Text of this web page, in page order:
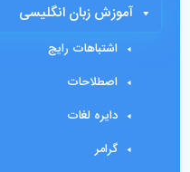
آموزش زبان انگلیسی
اشتباهات رایج
اصطلاحات
دایره لغات
گرامر